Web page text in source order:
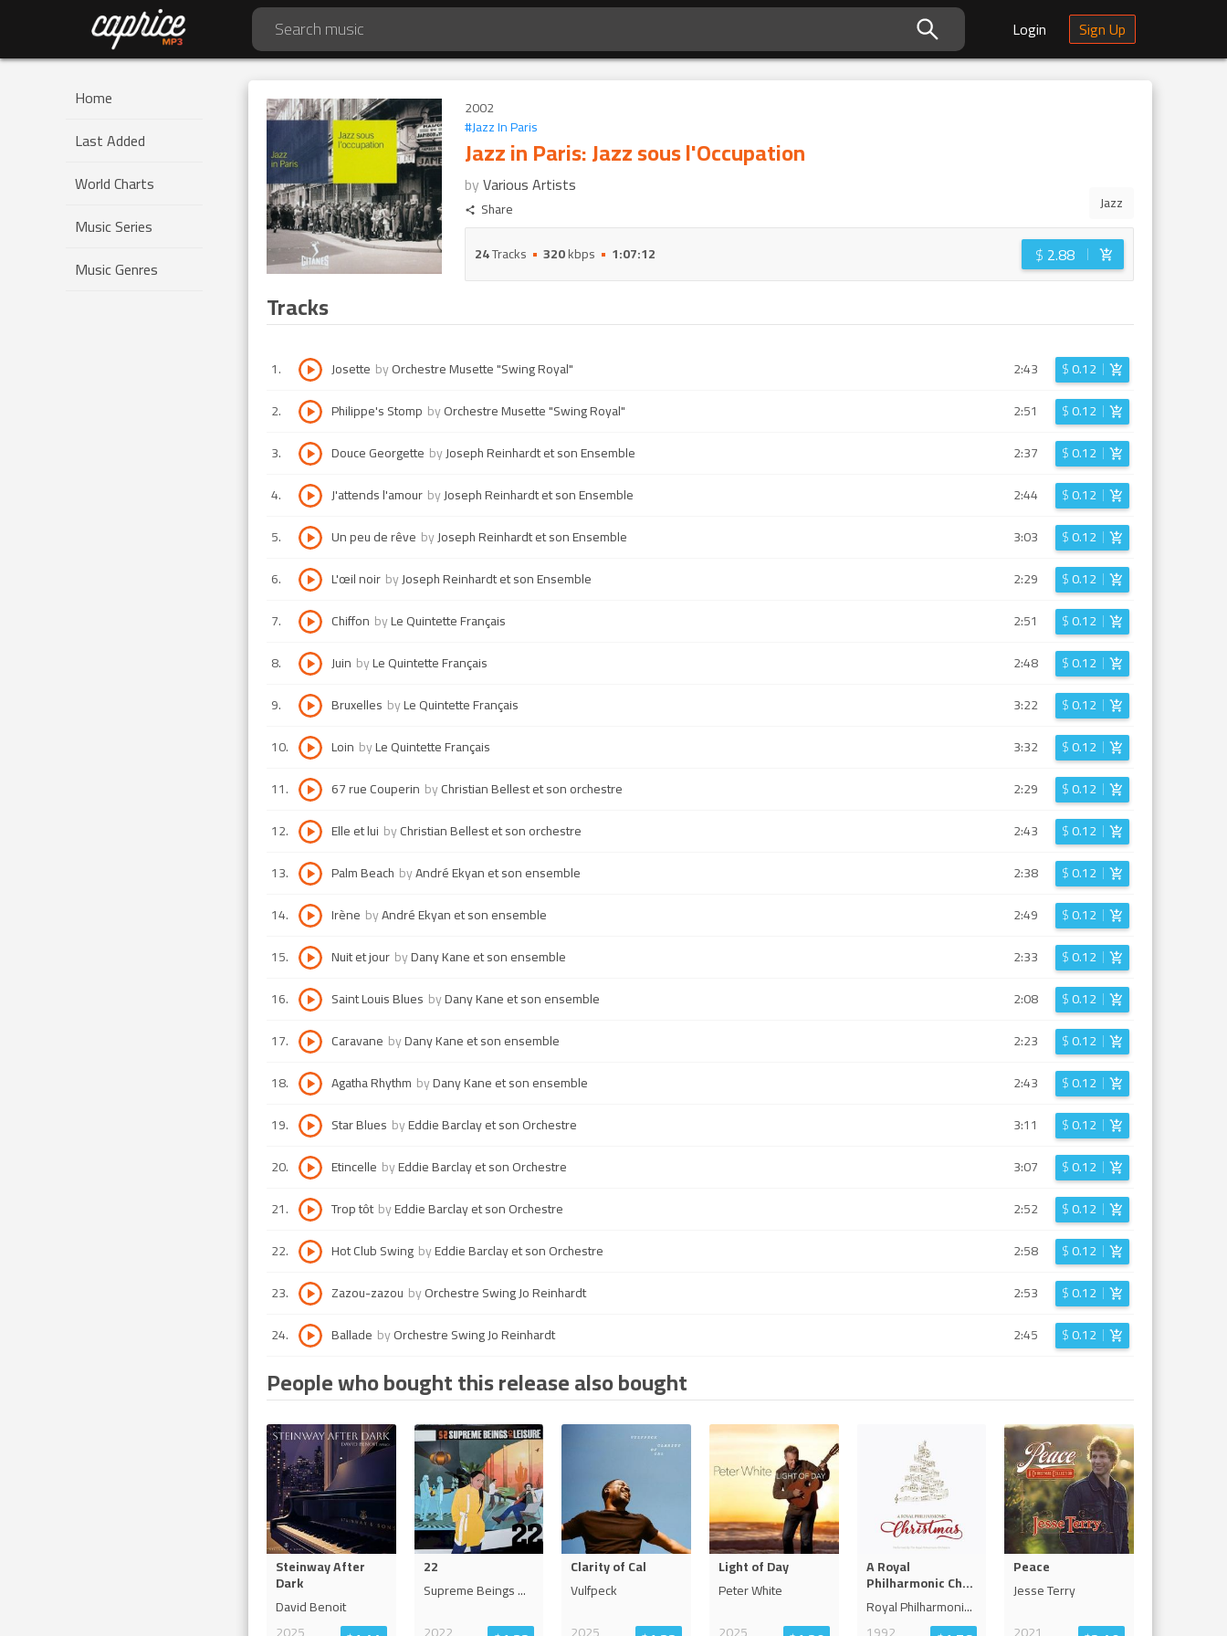
Login Sign Up
Home
Last Added
World Charts
Music Series
Music Genres
2002
#Jazz In Paris
Jazz in Paris: Jazz sous l'Occupation
byVarious Artists
Share Jazz
24Tracks 320kbps 1:07:12 $ 2.88
Tracks
1. Josette byOrchestre Musette "Swing Royal" 2:43 $0.12
2. Philippe's Stomp byOrchestre Musette "Swing Royal" 2:51 $0.12
3. Douce Georgette byJoseph Reinhardt et son Ensemble 2:37 $0.12
4. J'attends l'amour byJoseph Reinhardt et son Ensemble 2:44 $0.12
5. Un peu de rêve byJoseph Reinhardt et son Ensemble 3:03 $0.12
6. L'œil noir byJoseph Reinhardt et son Ensemble 2:29 $0.12
7. Chiffon byLe Quintette Français 2:51 $0.12
8. Juin byLe Quintette Français 2:48 $0.12
9. Bruxelles byLe Quintette Français 3:22 $0.12
10. Loin byLe Quintette Français 3:32 $0.12
11. 67 rue Couperin byChristian Bellest et son orchestre 2:29 $0.12
12. Elle et lui byChristian Bellest et son orchestre 2:43 $0.12
13. Palm Beach byAndré Ekyan et son ensemble 2:38 $0.12
14. Irène byAndré Ekyan et son ensemble 2:49 $0.12
15. Nuit et jour byDany Kane et son ensemble 2:33 $0.12
16. Saint Louis Blues byDany Kane et son ensemble 2:08 $0.12
17. Caravane byDany Kane et son ensemble 2:23 $0.12
18. Agatha Rhythm byDany Kane et son ensemble 2:43 $0.12
19. Star Blues byEddie Barclay et son Orchestre 3:11 $0.12
20. Etincelle byEddie Barclay et son Orchestre 3:07 $0.12
21. Trop tôt byEddie Barclay et son Orchestre 2:52 $0.12
22. Hot Club Swing byEddie Barclay et son Orchestre 2:58 $0.12
23. Zazou-zazou byOrchestre Swing Jo Reinhardt 2:53 $0.12
24. Ballade byOrchestre Swing Jo Reinhardt 2:45 $0.12
People who bought this release also bought
Steinway After
Dark
David Benoit
22
Supreme Beings...
Clarity of Cal
Vulfpeck
Light of Day
Peter White
A Royal
Philharmonic Ch...
Royal Philharmoni...
Peace
Jesse Terry